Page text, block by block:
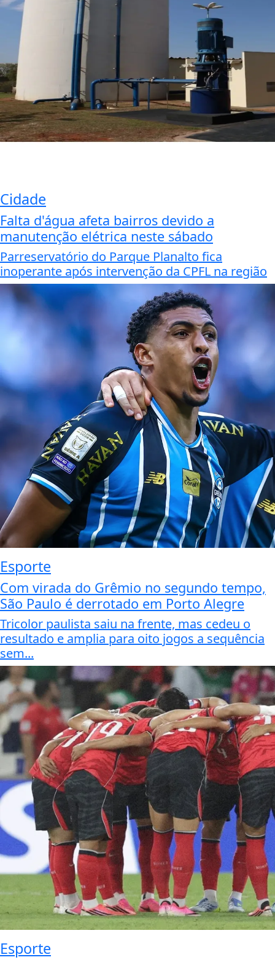
Cidade
Falta d'água afeta bairros devido a
manutenção elétrica neste sábado
Parreservatório do Parque Planalto fica
inoperante após intervenção da CPFL na região
Esporte
Com virada do Grêmio no segundo tempo,
São Paulo é derrotado em Porto Alegre
Tricolor paulista saiu na frente, mas cedeu o
resultado e amplia para oito jogos a sequência
sem...
Esporte